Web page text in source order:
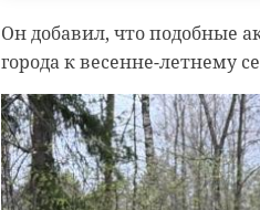
Он добавил, что подобные
города к весенне-летнему